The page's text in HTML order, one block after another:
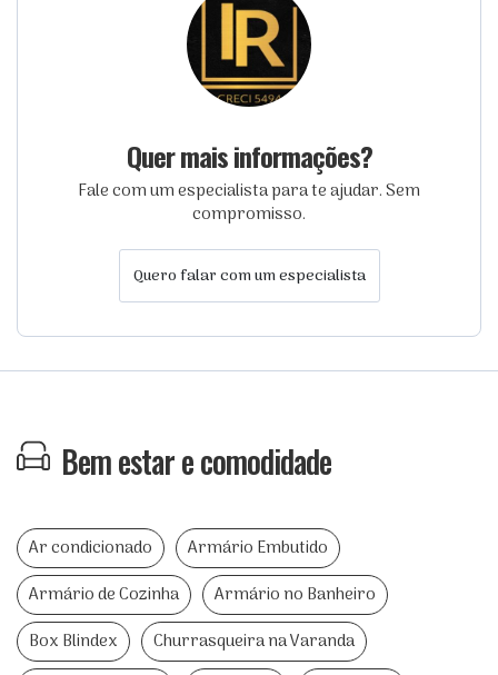
Quer mais informações?
Fale com um especialista para te ajudar. Sem
compromisso.
Quero falar com um especialista
Bem estar e comodidade
Ar condicionado
Armário Embutido
Armário de Cozinha
Armário no Banheiro
Box Blindex
Churrasqueira na Varanda